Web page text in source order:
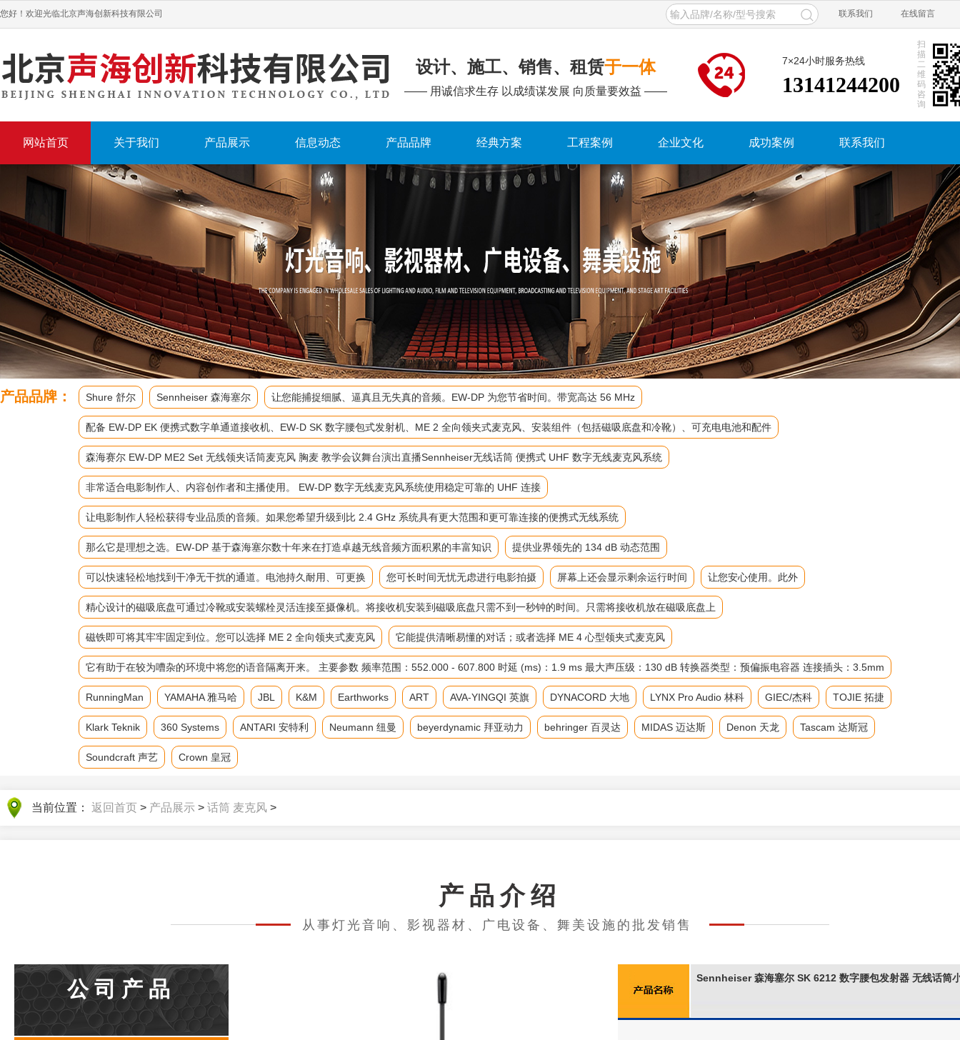
您好！欢迎光临北京声海创新科技有限公司 联系我们 在线留言
设计、施工、销售、租赁于一体
—— 用诚信求生存 以成绩谋发展 向质量要效益 ——
扫
描
二
维
码
咨
询
7×24小时服务热线
13141244200
网站首页 关于我们 产品展示 信息动态 产品品牌 经典方案 工程案例 企业文化 成功案例 联系我们
产品品牌： Shure 舒尔 Sennheiser 森海塞尔 让您能捕捉细腻、逼真且无失真的音频。EW-DP 为您节省时间。带宽高达 56 MHz
配备 EW-DP EK 便携式数字单通道接收机、EW-D SK 数字腰包式发射机、ME 2 全向领夹式麦克风、安装组件（包括磁吸底盘和冷靴）、可充电电池和配件
森海赛尔 EW-DP ME2 Set 无线领夹话筒麦克风 胸麦 教学会议舞台演出直播Sennheiser无线话筒 便携式 UHF 数字无线麦克风系统
非常适合电影制作人、内容创作者和主播使用。 EW-DP 数字无线麦克风系统使用稳定可靠的 UHF 连接
让电影制作人轻松获得专业品质的音频。如果您希望升级到比 2.4 GHz 系统具有更大范围和更可靠连接的便携式无线系统
那么它是理想之选。EW-DP 基于森海塞尔数十年来在打造卓越无线音频方面积累的丰富知识 提供业界领先的 134 dB 动态范围
可以快速轻松地找到干净无干扰的通道。电池持久耐用、可更换 您可长时间无忧无虑进行电影拍摄 屏幕上还会显示剩余运行时间 让您安心使用。此外
精心设计的磁吸底盘可通过冷靴或安装螺栓灵活连接至摄像机。将接收机安装到磁吸底盘只需不到一秒钟的时间。只需将接收机放在磁吸底盘上
磁铁即可将其牢牢固定到位。您可以选择 ME 2 全向领夹式麦克风 它能提供清晰易懂的对话；或者选择 ME 4 心型领夹式麦克风
它有助于在较为嘈杂的环境中将您的语音隔离开来。 主要参数 频率范围：552.000 - 607.800 时延 (ms)：1.9 ms 最大声压级：130 dB 转换器类型：预偏振电容器 连接插头：3.5mm
RunningMan YAMAHA 雅马哈 JBL K&M Earthworks ART AVA-YINGQI 英旗 DYNACORD 大地 LYNX Pro Audio 林科 GIEC/杰科 TOJIE 拓捷
Klark Teknik 360 Systems ANTARI 安特利 Neumann 纽曼 beyerdynamic 拜亚动力 behringer 百灵达 MIDAS 迈达斯 Denon 天龙 Tascam 达斯冠
Soundcraft 声艺 Crown 皇冠
当前位置： 返回首页 > 产品展示 > 话筒 麦克风 >
产品介绍
从事灯光音响、影视器材、广电设备、舞美设施的批发销售
公司产品 Sennheiser 森海塞尔 SK 6212 数字腰包发射器 无线话筒